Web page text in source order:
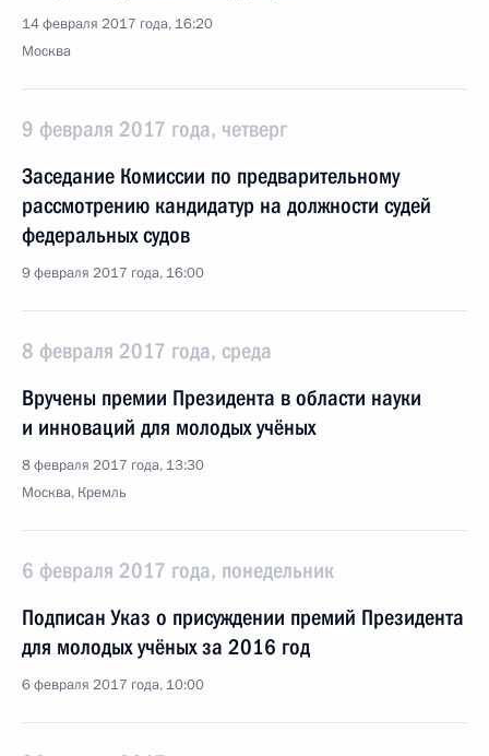
14 февраля 2017 года, 16:20
Москва
9 февраля 2017 года, четверг
Заседание Комиссии по предварительному
рассмотрению кандидатур на должности судей
федеральных судов
9 февраля 2017 года, 16:00
8 февраля 2017 года, среда
Вручены премии Президента в области науки
и инноваций для молодых учёных
8 февраля 2017 года, 13:30
Москва, Кремль
6 февраля 2017 года, понедельник
Подписан Указ о присуждении премий Президента
для молодых учёных за 2016 год
6 февраля 2017 года, 10:00